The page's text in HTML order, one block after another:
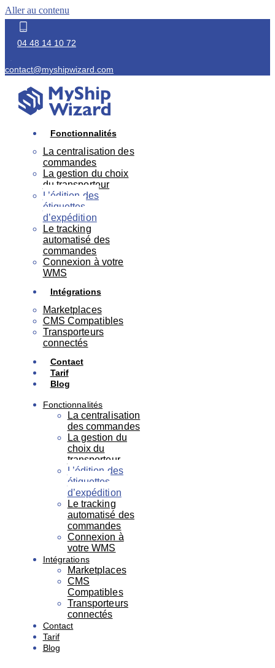
Aller au contenu
04 48 14 10 72
contact@myshipwizard.com
Fonctionnalités
La centralisation des
commandes
La gestion du choix
du transporteur
L’édition des
étiquettes
d’expédition
Le tracking
automatisé des
commandes
Connexion à votre
WMS
Intégrations
Marketplaces
CMS Compatibles
Transporteurs
connectés
Contact
Tarif
Blog
Fonctionnalités
La centralisation
des commandes
La gestion du
choix du
transporteur
L’édition des
étiquettes
d’expédition
Le tracking
automatisé des
commandes
Connexion à
votre WMS
Intégrations
Marketplaces
CMS
Compatibles
Transporteurs
connectés
Contact
Tarif
Blog